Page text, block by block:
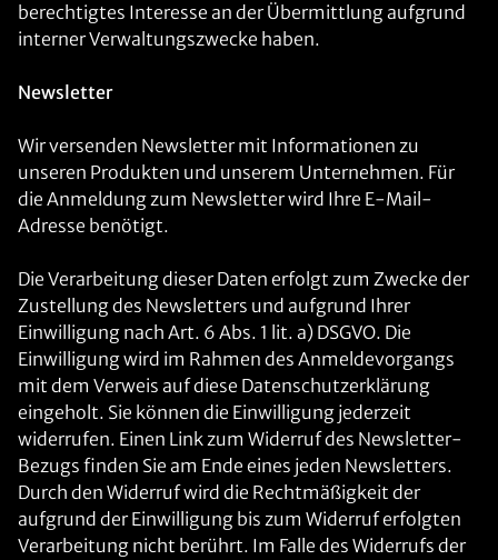
berechtigtes Interesse an der Übermittlung aufgrund
interner Verwaltungszwecke haben.
Newsletter
Wir versenden Newsletter mit Informationen zu
unseren Produkten und unserem Unternehmen. Für
die Anmeldung zum Newsletter wird Ihre E-Mail-
Adresse benötigt.
Die Verarbeitung dieser Daten erfolgt zum Zwecke der
Zustellung des Newsletters und aufgrund Ihrer
Einwilligung nach Art. 6 Abs. 1 lit. a) DSGVO. Die
Einwilligung wird im Rahmen des Anmeldevorgangs
mit dem Verweis auf diese Datenschutzerklärung
eingeholt. Sie können die Einwilligung jederzeit
widerrufen. Einen Link zum Widerruf des Newsletter-
Bezugs finden Sie am Ende eines jeden Newsletters.
Durch den Widerruf wird die Rechtmäßigkeit der
aufgrund der Einwilligung bis zum Widerruf erfolgten
Verarbeitung nicht berührt. Im Falle des Widerrufs der